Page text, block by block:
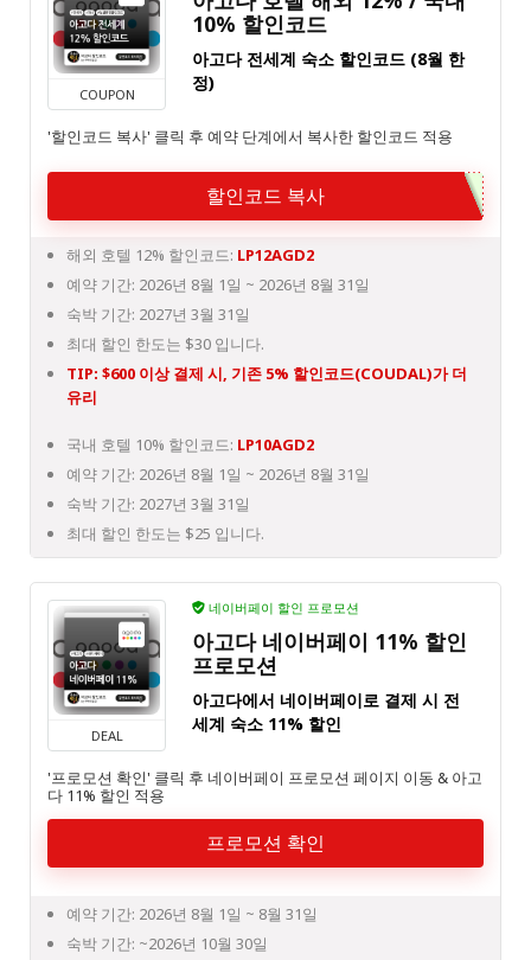
COUPON
10% 할인코드
아고다 전세계 숙소 할인코드 (8월 한
정)
'할인코드 복사' 클릭 후 예약 단계에서 복사한 할인코드 적용
할인코드 복사
해외 호텔 12% 할인코드: LP12AGD2
예약 기간: 2026년 8월 1일 ~ 2026년 8월 31일
숙박 기간: 2027년 3월 31일
최대 할인 한도는 $30 입니다.
TIP: $600 이상 결제 시, 기존 5% 할인코드(COUDAL)가 더
유리
국내 호텔 10% 할인코드: LP10AGD2
예약 기간: 2026년 8월 1일 ~ 2026년 8월 31일
숙박 기간: 2027년 3월 31일
최대 할인 한도는 $25 입니다.
DEAL
네이버페이 할인 프로모션
아고다 네이버페이 11% 할인
프로모션
아고다에서 네이버페이로 결제 시 전
세계 숙소 11% 할인
'프로모션 확인' 클릭 후 네이버페이 프로모션 페이지 이동 & 아고
다 11% 할인 적용
프로모션 확인
예약 기간: 2026년 8월 1일 ~ 8월 31일
숙박 기간: ~2026년 10월 30일